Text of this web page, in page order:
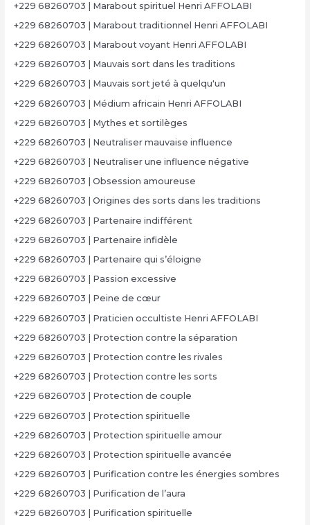
+229 68260703 | Marabout spirituel Henri AFFOLABI
+229 68260703 | Marabout traditionnel Henri AFFOLABI
+229 68260703 | Marabout voyant Henri AFFOLABI
+229 68260703 | Mauvais sort dans les traditions
+229 68260703 | Mauvais sort jeté à quelqu'un
+229 68260703 | Médium africain Henri AFFOLABI
+229 68260703 | Mythes et sortilèges
+229 68260703 | Neutraliser mauvaise influence
+229 68260703 | Neutraliser une influence négative
+229 68260703 | Obsession amoureuse
+229 68260703 | Origines des sorts dans les traditions
+229 68260703 | Partenaire indifférent
+229 68260703 | Partenaire infidèle
+229 68260703 | Partenaire qui s’éloigne
+229 68260703 | Passion excessive
+229 68260703 | Peine de cœur
+229 68260703 | Praticien occultiste Henri AFFOLABI
+229 68260703 | Protection contre la séparation
+229 68260703 | Protection contre les rivales
+229 68260703 | Protection contre les sorts
+229 68260703 | Protection de couple
+229 68260703 | Protection spirituelle
+229 68260703 | Protection spirituelle amour
+229 68260703 | Protection spirituelle avancée
+229 68260703 | Purification contre les énergies sombres
+229 68260703 | Purification de l’aura
+229 68260703 | Purification spirituelle